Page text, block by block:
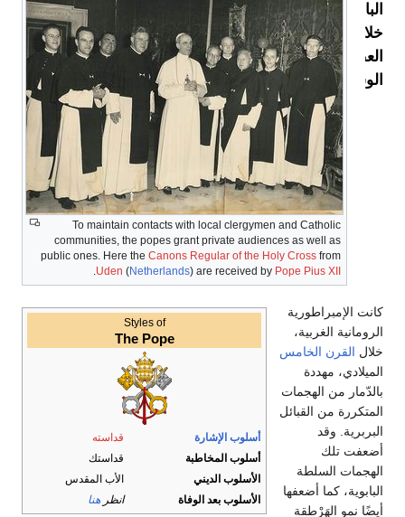
To maintain contacts with local clergymen and Catholic
communities, the popes grant private audiences as well as
public ones. Here the Canons Regular of the Holy Cross from
Uden (Netherlands) are received by Pope Pius XII
.
البابوية
خلال
العصور
الوسطى
Styles of
The Pope
أسلوب الإشارة
قداسته
أسلوب المخاطبة
قداستك
الأسلوب الديني
الأب المقدس
الأسلوب بعد الوفاة
انظر هنا
كانت الإمبراطورية
الرومانية الغربية،
خلال القرن الخامس
الميلادي، مهددة
بالدّمار من الهجمات
المتكررة من القبائل
البربرية. وقد
أضعفت تلك
الهجمات السلطة
البابوية، كما أضعفها
أيضًا نمو الهَرْطقة